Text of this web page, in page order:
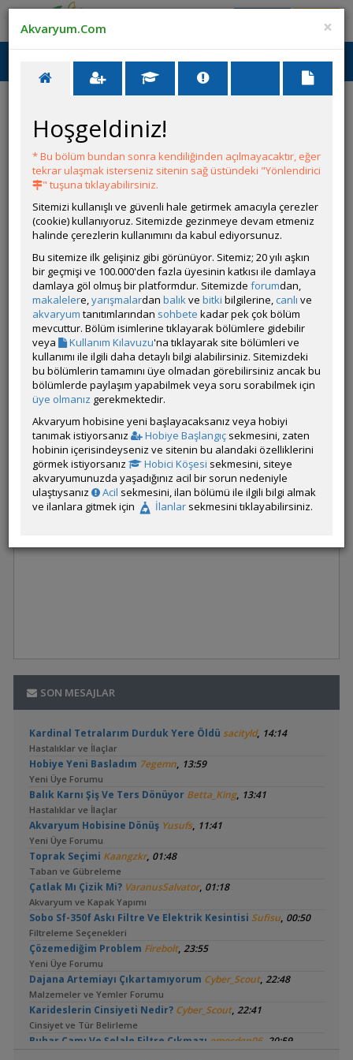
Ana Menü
Nothobranchius rachovii İlanları
Nothobranchius rachovii
İLANLAR
Seçilen kriterlerde bir ilan bulunmamaktadır.
SON MESAJLAR
Kardinal Tetralarım Durduk Yere Öldü sacityld, 14:14
Hastalıklar ve İlaçlar
Hobiye Yeni Basladım 7egemn, 13:59
Yeni Üye Forumu
Balık Karnı Şiş Ve Ters Dönüyor Betta_King, 13:41
Hastalıklar ve İlaçlar
Akvaryum Hobisine Dönüş Yusufs, 11:41
Yeni Üye Forumu
Toprak Seçimi Kaangzkr, 01:48
Taban ve Gübreleme
Çatlak Mı Çizik Mi? VaranusSalvator, 01:18
Akvaryum ve Kapak Yapımı
Sobo Sf-350f Askı Filtre Ve Elektrik Kesintisi Sufisu, 00:50
Filtreleme Seçenekleri
Çözemediğim Problem Firebolt, 23:55
Yeni Üye Forumu
Dajana Artemiayı Çıkartamıyorum Cyber_Scout, 22:48
Malzemeler ve Yemler Forumu
Karideslerin Cinsiyeti Nedir? Cyber_Scout, 22:41
Cinsiyet ve Tür Belirleme
Buhar Camı Ve Şelale Filtre Çıkmazı emocdgn06, 20:59
×
Akvaryum.Com
Hoşgeldiniz!
* Bu bölüm bundan sonra kendiliğinden açılmayacaktır, eğer
tekrar ulaşmak isterseniz sitenin sağ üstündeki "Yönlendirici
" tuşuna tıklayabilirsiniz.
Sitemizi kullanışlı ve güvenli hale getirmek amacıyla çerezler
(cookie) kullanıyoruz. Sitemizde gezinmeye devam etmeniz
halinde çerezlerin kullanımını da kabul ediyorsunuz.
Bu sitemize ilk gelişiniz gibi görünüyor. Sitemiz; 20 yılı aşkın
bir geçmişi ve 100.000'den fazla üyesinin katkısı ile damlaya
damlaya göl olmuş bir platformdur. Sitemizde forumdan,
makalelere,yarışmalardan balıkve bitki bilgilerine, canlı ve
akvaryum tanıtımlarından sohbete kadar pek çok bölüm
mevcuttur. Bölüm isimlerine tıklayarak bölümlere gidebilir
veya
Kullanım Kılavuzu'na tıklayarak site bölümleri ve
kullanımı ile ilgili daha detaylı bilgi alabilirsiniz. Sitemizdeki
bu bölümlerin tamamını üye olmadan görebilirsiniz ancak bu
bölümlerde paylaşım yapabilmek veya soru sorabilmek için
üye olmanız gerekmektedir.
Akvaryum hobisine yeni başlayacaksanız veya hobiyi
tanımak istiyorsanız
Hobiye Başlangıç sekmesini, zaten
hobinin içerisindeyseniz ve sitenin bu alandaki özelliklerini
görmek istiyorsanız
Hobici Köşesi sekmesini, siteye
akvaryumunuzda yaşadığınız acil bir sorun nedeniyle
ulaştıysanız
Acil sekmesini, ilan bölümü ile ilgili bilgi almak
ve ilanlara gitmek için
İlanlar sekmesini tıklayabilirsiniz.